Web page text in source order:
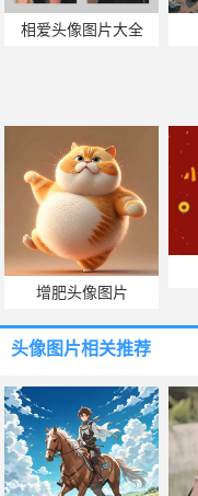
相爱头像图片大全
增肥头像图片
头像图片相关推荐